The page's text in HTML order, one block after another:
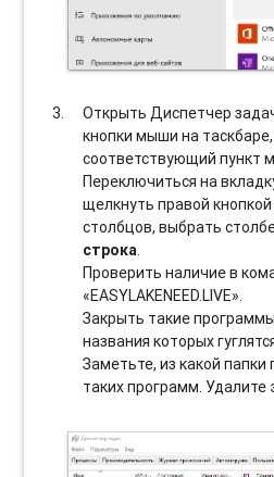
Открыть Диспетчер
кнопки мыши на
соотвeтствующий пункт
Переключиться на
щелкнуть правой
столбцов, выбрать
строка.
Проверить наличие в
«EASYLAKENEED.LIVE».
Закрыть такие
названия которых
Заметьте, из какой папки
таких программ. Удалите